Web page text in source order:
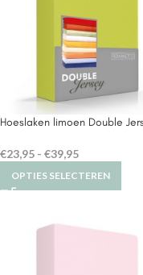
Hoeslaken limoen Double
€23,95 - €39,95
OPTIES SELECTEREN